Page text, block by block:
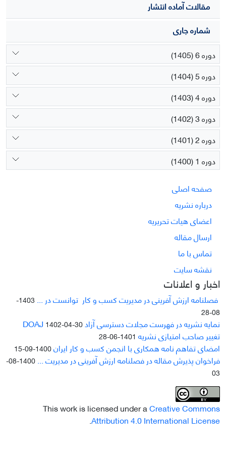
مقالات آماده انتشار
شماره جاری
دوره 6 (1405)
دوره 5 (1404)
دوره 4 (1403)
دوره 3 (1402)
دوره 2 (1401)
دوره 1 (1400)
صفحه اصلی
درباره نشریه
اعضای هیات تحریریه
ارسال مقاله
تماس با ما
نقشه سایت
اخبار و اعلانات
فصلنامه ارزش آفرینی در مدیریت کسب و کار توانست در ...
1403-
08-28
نمایه نشریه در فهرست مجلات دسترسی آزاد DOAJ1402-04-30
تغییر صاحب امتیازی نشریه 1401-06-28
امضای تفاهم نامه همکاری با انجمن کسب و کار ایران1400-09-15
فراخوان پذیرش مقاله در فصلنامه ارزش آفرینی در مدیریت ...
1400-08-
03
This work is licensed under aCreative Commons
Attribution 4.0 International License
.